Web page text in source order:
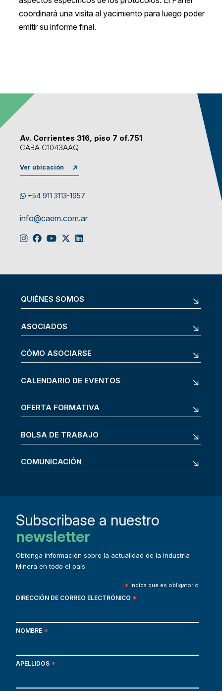
coordinará una visita al yacimiento para luego poder
emitir su informe final.
Av. Corrientes 316, piso 7 of.751
CABA C1043AAQ
Ver ubicación
+54 911 3113-1957
info@caem.com.ar
QUIÉNES SOMOS
ASOCIADOS
CÓMO ASOCIARSE
CALENDARIO DE EVENTOS
OFERTA FORMATIVA
BOLSA DE TRABAJO
COMUNICACIÓN
Subscribase a nuestro
newsletter
Obtenga información sobre la actualidad de la Industria
Minera en todo el país.
* indica que es obligatorio
DIRECCIÓN DE CORREO ELECTRÓNICO *
NOMBRE *
APELLIDOS *